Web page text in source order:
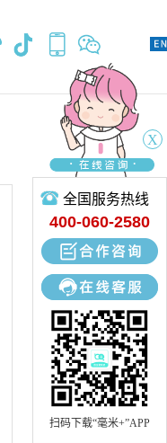
X
全国服务热线
400-060-2580
扫码下载“毫米+”APP